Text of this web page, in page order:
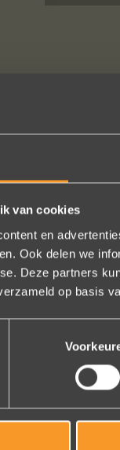
van cookies
en
Ook delen we
Deze partners
op basis
De
Het is eigenlijk een